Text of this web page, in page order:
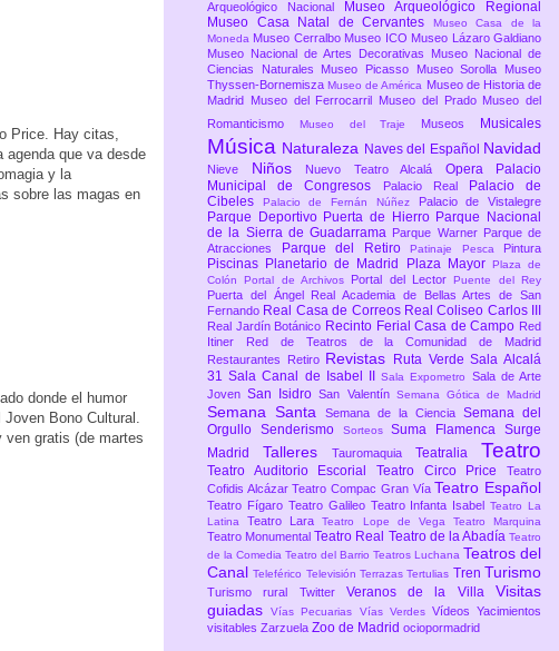
Price. Hay citas,
agenda que va desde
y la
sobre las magas en
donde el humor
Bono Cultural.
ven gratis (de martes
Arqueológico Nacional
Museo Arqueológico Regional
Museo Casa Natal de Cervantes
Museo Casa de la
Moneda Museo Cerralbo Museo ICO Museo Lázaro Galdiano
Museo Nacional de Artes Decorativas Museo Nacional de
Ciencias Naturales Museo Picasso Museo Sorolla Museo
Thyssen-BornemiszaMuseo de América Museo de Historia de
Madrid
Museo del Ferrocarril Museo del Prado Museo del
Romanticismo
Museo del Traje Museos Musicales
Música Naturaleza Naves del Español Navidad
Nieve Niños Nuevo Teatro Alcalá Opera
Palacio
Municipal de Congresos
Palacio Real
Palacio de
Cibeles
Palacio de Fernán Núñez Palacio de Vistalegre
Parque Deportivo Puerta de Hierro Parque Nacional
de la Sierra de Guadarrama Parque Warner Parque de
Atracciones
Parque del Retiro Patinaje Pesca Pintura
Piscinas Planetario de Madrid Plaza Mayor
Plaza de
Colón Portal de Archivos Portal del LectorPuente del Rey
Puerta del Ángel
Real Academia de Bellas Artes de San
Fernando Real Casa de Correos Real Coliseo Carlos III
Real Jardín Botánico Recinto Ferial Casa de Campo Red
Itiner
Red de Teatros de la Comunidad de Madrid
Restaurantes
Retiro Revistas Ruta VerdeSala Alcalá
31Sala Canal de Isabel IISala Expometro Sala de Arte
JovenSan IsidroSan Valentín Semana Gótica de Madrid
Semana Santa Semana de la Ciencia Semana del
Orgullo Senderismo SorteosSuma FlamencaSurge
Madrid Talleres Tauromaquia Teatralia Teatro
Teatro Auditorio Escorial Teatro Circo Price Teatro
Cofidis AlcázarTeatro Compac Gran Vía Teatro Español
Teatro Fígaro Teatro Galileo Teatro Infanta IsabelTeatro La
Latina Teatro LaraTeatro Lope de Vega Teatro Marquina
Teatro Monumental Teatro Real Teatro de la Abadía Teatro
de la Comedia Teatro del Barrio Teatros Luchana Teatros del
CanalTeleférico TelevisiónTerrazasTertulias Tren Turismo
Turismo rural Twitter Veranos de la VillaVisitas
guiadasVías Pecuarias Vías Verdes VídeosYacimientos
visitables Zarzuela Zoo de Madrid ociopormadrid